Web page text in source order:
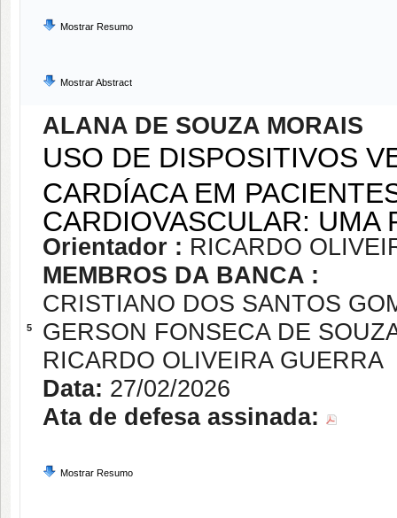
Mostrar Resumo
Mostrar Abstract
5
ALANA DE SOUZA MORAIS
USO DE DISPOSITIVOS
CARDÍACA EM
CARDIOVASCULAR: UMA
Orientador : RICARDO
MEMBROS DA BANCA :
CRISTIANO DOS SANTOS
GERSON FONSECA DE
RICARDO OLIVEIRA GUERRA
Data: 27/02/2026
Ata de defesa assinada:
Mostrar Resumo